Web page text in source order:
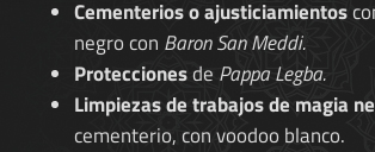
Cementerios o ajusticiamientos
negro con Baron San Meddi.
Proteccionesde Pappa Legba.
Limpiezas de trabajos de magia
cementerio, con voodoo blanco.